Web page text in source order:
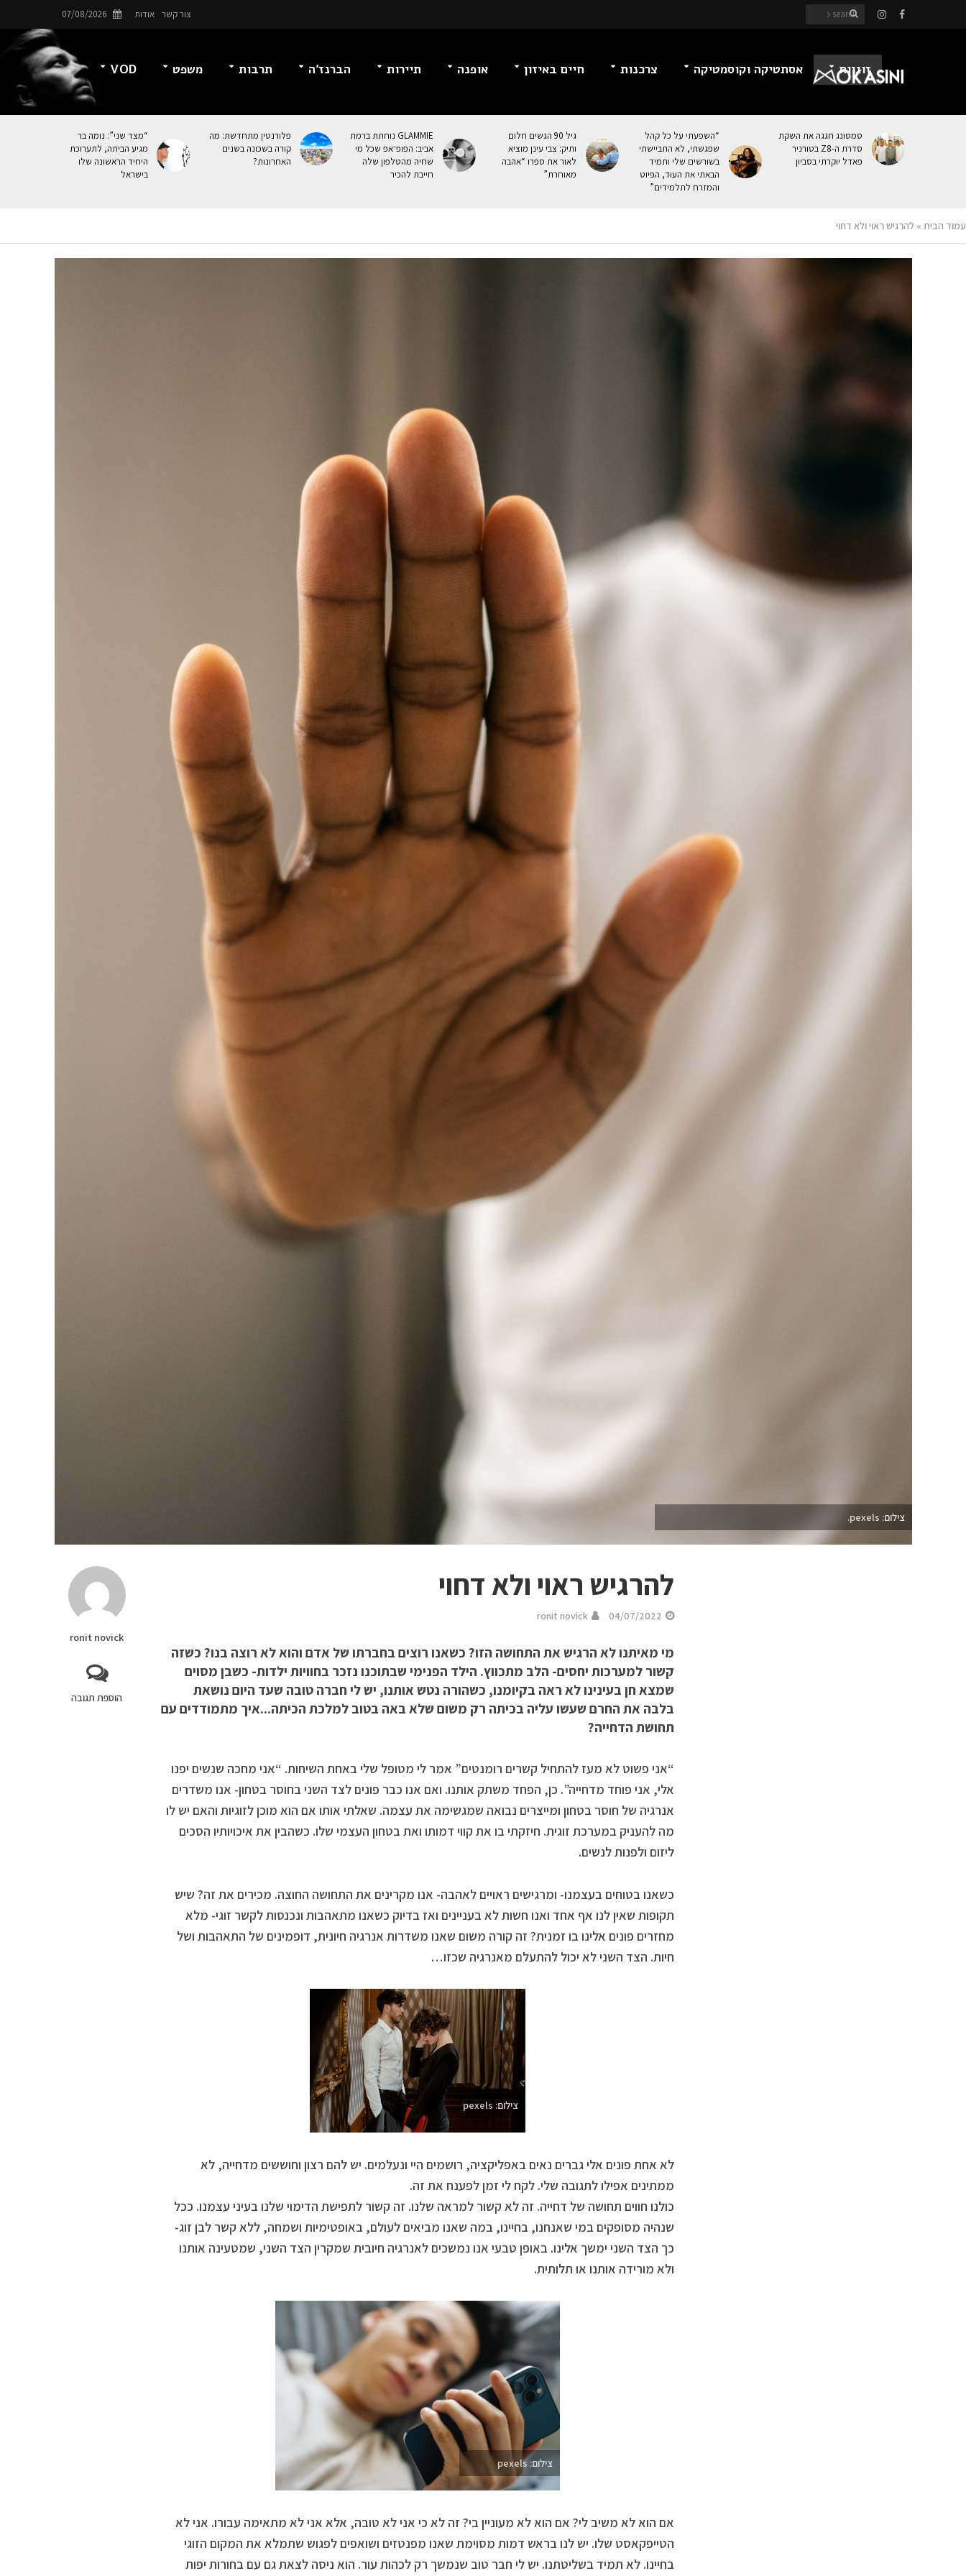
צור קשר אודות 07/08/2026
זוגיות אסתטיקה וקוסמטיקה צרכנות חיים באיזון אופנה תיירות הברנז’ה תרבות משפט VOD
סמסונג חגגה את השקת
סדרת ה-Z8 בטורניר
פאדל יוקרתי בסביון
“השפעתי על כל קהל
שפגשתי, לא התביישתי
בשורשים שלי ותמיד
הבאתי את העוּד, הפיוט
והמזרח לתלמידים”
גיל 90 הגשים חלום
ותיק: צבי עינן מוציא
לאור את ספרו “אהבה
מאוחרת”
GLAMMIE נוחתת ברמת
אביב: הפופ־אפ שכל מי
שחיה מהטלפון שלה
חייבת להכיר
פלורנטין מתחדשת: מה
קורה בשכונה בשנים
האחרונות?
“מצד שני”: נומה בר
מגיע הביתה, לתערוכת
היחיד הראשונה שלו
בישראל
עמוד הבית » להרגיש ראוי ולא דחוי
צילום: pexels.
ronit novick
הוספת תגובה
להרגיש ראוי ולא דחוי
04/07/2022
ronit novick
מי מאיתנו לא הרגיש את התחושה הזו? כשאנו רוצים בחברתו של אדם והוא לא רוצה בנו? כשזה
קשור למערכות יחסים- הלב מתכווץ. הילד הפנימי שבתוכנו נזכר בחוויות ילדות- כשבן מסוים
שמצא חן בעינינו לא ראה בקיומנו, כשהורה נטש אותנו, יש לי חברה טובה שעד היום נושאת
בלבה את החרם שעשו עליה בכיתה רק משום שלא באה בטוב למלכת הכיתה...איך מתמודדים עם
תחושת הדחייה?
“אני פשוט לא מעז להתחיל קשרים רומנטים” אמר לי מטופל שלי באחת השיחות. “אני מחכה שנשים יפנו
אלי, אני פוחד מדחייה”. כן, הפחד משתק אותנו. ואם אנו כבר פונים לצד השני בחוסר בטחון- אנו משדרים
אנרגיה של חוסר בטחון ומייצרים נבואה שמגשימה את עצמה. שאלתי אותו אם הוא מוכן לזוגיות והאם יש לו
מה להעניק במערכת זוגית. חיזקתי בו את קווי דמותו ואת בטחון העצמי שלו. כשהבין את איכויותיו הסכים
ליזום ולפנות לנשים.
כשאנו בטוחים בעצמנו- ומרגישים ראויים לאהבה- אנו מקרינים את התחושה החוצה. מכירים את זה? שיש
תקופות שאין לנו אף אחד ואנו חשות לא בעניינים ואז בדיוק כשאנו מתאהבות ונכנסות לקשר זוגי- מלא
מחזרים פונים אלינו בו זמנית? זה קורה משום שאנו משדרות אנרגיה חיונית, דופמינים של התאהבות ושל
חיות. הצד השני לא יכול להתעלם מאנרגיה שכזו…
צילום: pexels
לא אחת פונים אלי גברים נאים באפליקציה, רושמים היי ונעלמים. יש להם רצון וחוששים מדחייה, לא
ממתינים אפילו לתגובה שלי. לקח לי זמן לפענח את זה.
כולנו חווים תחושה של דחייה. זה לא קשור למראה שלנו. זה קשור לתפישת הדימוי שלנו בעיני עצמנו. ככל
שנהיה מסופקים במי שאנחנו, בחיינו, במה שאנו מביאים לעולם, באופטימיות ושמחה, ללא קשר לבן זוג-
כך הצד השני ימשך אלינו. באופן טבעי אנו נמשכים לאנרגיה חיובית שמקרין הצד השני, שמטעינה אותנו
ולא מורידה אותנו או תלותית.
צילום: pexels
אם הוא לא משיב לי? אם הוא לא מעוניין בי? זה לא כי אני לא טובה, אלא אני לא מתאימה עבורו. אני לא
הטייפקאסט שלו. יש לנו בראש דמות מסוימת שאנו מפנטזים ושואפים לפגוש שתמלא את המקום הזוגי
בחיינו. לא תמיד בשליטתנו. יש לי חבר טוב שנמשך רק לכהות עור. הוא ניסה לצאת גם עם בחורות יפות